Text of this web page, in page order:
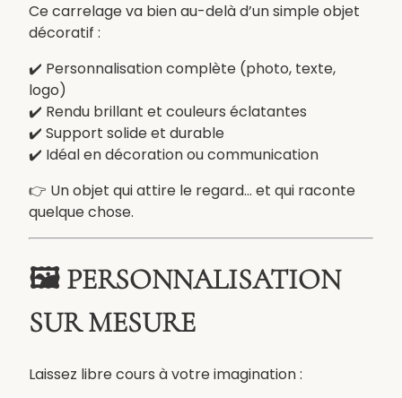
r
s
o
n
n
a
l
s
é
a
e
p
o
Ce carrelage va bien au-delà d’un simple objet
décoratif :
✔️ Personnalisation complète (photo, texte,
logo)
✔️ Rendu brillant et couleurs éclatantes
✔️ Support solide et durable
✔️ Idéal en décoration ou communication
👉 Un objet qui attire le regard… et qui raconte
quelque chose.
🖼️ PERSONNALISATION
SUR MESURE
Laissez libre cours à votre imagination :